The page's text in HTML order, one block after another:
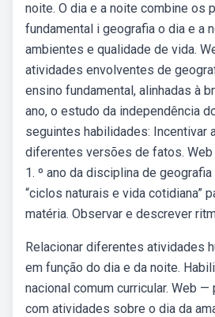
noite. O dia e a noite combine os
fundamental i geografia o dia e a
ambientes e qualidade de vida.
atividades envolventes de
ensino fundamental, alinhadas à
ano, o estudo da independência
seguintes habilidades: Incentivar
diferentes versões de fatos.
1. º ano da disciplina de
“ciclos naturais e vida cotidiana”
matéria. Observar e descrever
Relacionar diferentes atividades
em função do dia e da noite.
nacional comum curricular. Web
com atividades sobre o dia da